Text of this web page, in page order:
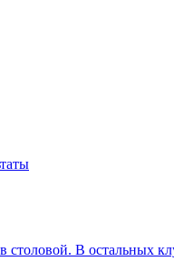
столовой. В остальных